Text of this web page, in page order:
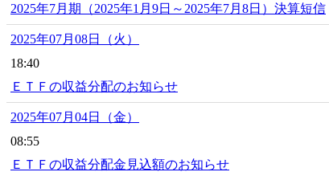
2025年7月期（2025年1月9日～2025年7月8日）決算短信
2025年07月08日（火）
18:40
ＥＴＦの収益分配のお知らせ
2025年07月04日（金）
08:55
ＥＴＦの収益分配金見込額のお知らせ